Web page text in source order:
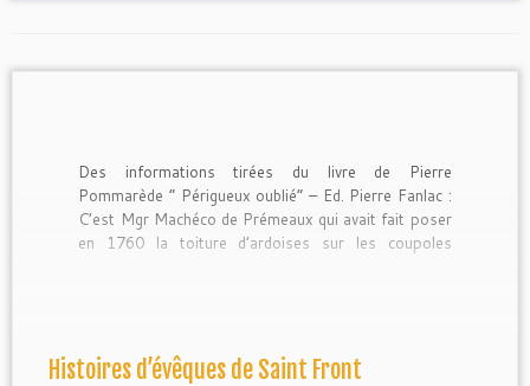
Des informations tirées du livre de Pierre
Pommarède ” Périgueux oublié” – Ed. Pierre Fanlac :
C’est Mgr Machéco de Prémeaux qui avait fait poser
en 1760 la toiture d’ardoises sur les coupoles
Histoires d’évêques de Saint Front